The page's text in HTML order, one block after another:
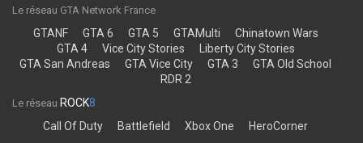
Le réseau GTA Network France
GTANF GTA 6 GTA 5 GTAMulti
Chinatown Wars
GTA 4
Vice City Stories
Liberty City Stories
GTA San Andreas
GTA Vice City GTA 3
GTA Old School
RDR 2
Le réseau ROCK8
Call Of Duty
Battlefield Xbox One HeroCorner